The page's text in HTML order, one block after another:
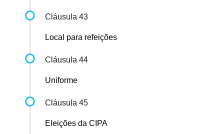
Cláusula 43
Local para refeições
Cláusula 44
Uniforme
Cláusula 45
Eleições da CIPA